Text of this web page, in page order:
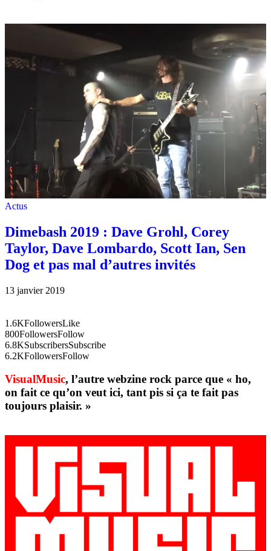
Actus
Dimebash 2019 : Dave Grohl, Corey
Taylor, Dave Lombardo, Scott Ian, Sen
Dog et pas mal d’autres invités
13 janvier 2019
1.6KFollowersLike
800FollowersFollow
6.8KSubscribersSubscribe
6.2KFollowersFollow
VisualMusic, l’autre webzine rock parce que « ho,
on fait ce qu’on veut ici, tant pis si ça te fait pas
toujours plaisir. »